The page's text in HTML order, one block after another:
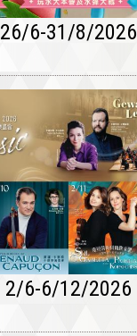
26/6-31/8/2026
2/6-6/12/2026